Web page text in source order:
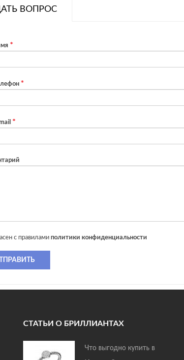
ВОПРОС
с правилами политики конфиденциальности
СТАТЬИ О БРИЛЛИАНТАХ
Что выгодно купить в